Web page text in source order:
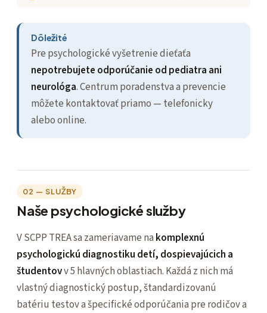
Dôležité
Pre psychologické vyšetrenie dieťaťa
nepotrebujete odporúčanie od pediatra ani
neurológa. Centrum poradenstva a prevencie
môžete kontaktovať priamo — telefonicky
alebo online.
02 — SLUŽBY
Naše psychologické služby
V SCPP TREA sa zameriavame na komplexnú
psychologickú diagnostiku detí, dospievajúcich a
študentovv 5 hlavných oblastiach. Každá z nich má
vlastný diagnostický postup, štandardizovanú
batériu testov a špecifické odporúčania pre rodičov a